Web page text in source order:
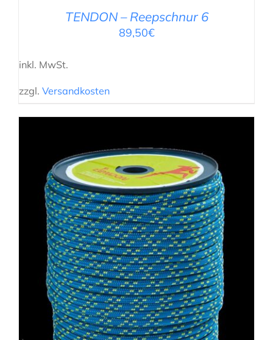
TENDON – Reepschnur 6
89,50€
inkl. MwSt.
zzgl. Versandkosten
AUSFÜHRUNG WÄHLEN / DETAILS